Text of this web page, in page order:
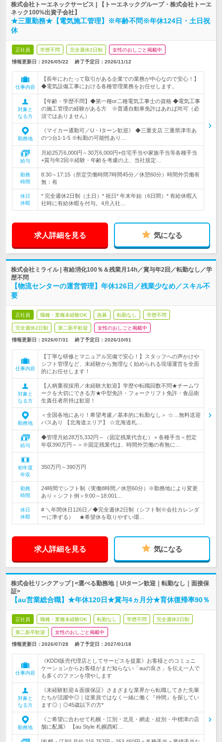
株式会社トーエネックサービス | 【トーエネックグループ・株式会社トーエ
ネック100%出資子会社】
★三重勤務★【電気施工管理】※年齢不問※年休124日・土日祝
休
正社員 学歴不問 完全週休2日制 女性のおしごと掲載中
情報更新日：2026/05/22 終了予定日： 2026/11/12
仕事内容
【長年にわたって取引がある企業での業務が中心なので安心！】
◆電気設備工事における各種管理業務をお任せします。
対象と
なる方
【年齢・学歴不問】◆第一種or二種電気工事士の資格 ◆電気工事
の施工管理の経験がある方 ※普通自動車免許はあれば尚可（必
須ではありません）
勤務地
《マイカー通勤可／U・Iターン歓迎》 ◆三重支店 三重県津市あ
のつ台1-1-5 ※転勤の可能性あり…
給与
月給25万6,000円～30万6,000円+住宅手当や家族手当等各種手当
+賞与年2回※経験・年齢を考慮の上、当社規定…
勤務
時間
8:30～17:15（所定労働時間7時間45分／休憩60分）時間外労働有
無：有
休日
休暇
* 完全週休2日制（土日）* 祝日* 年末年始（6日間）* 有給休暇入
社時に有給休暇を付与。4月入社…
求人詳細を見る 気になる
株式会社ミライル | 有給消化100％＆残業月14h／賞与年2回／転勤なし／学
歴不問
【物流センターの運営管理】年休126日／残業少なめ／スキル不
要
正社員 職種・業種未経験OK 急募 転勤なし 学歴不問
完全週休2日制 第二新卒歓迎 女性のおしごと掲載中
情報更新日：2026/07/31 終了予定日： 2026/10/01
仕事内容
【丁寧な研修とマニュアル完備で安心！】スタッフへの声かけや
シフト管理など、未経験から無理なく始められる現場運営を全面
的にお任せします！
対象と
なる方
【人柄重視採用／未経験大歓迎】学歴や転職回数不問★チームワ
ークを大切にできる方★中型免許・フォークリフト免許・食品衛
生責任者所持は歓迎！
勤務地
＜全国各地にあり！希望考慮／基本的に転勤なし＞ ☆…無料送迎
バスあり 【北海道エリア】 ☆北海道札…
給与
◆管理月給28万5,332円～（固定残業代含む）＋各種手当＜想定
年収390万円～＞※固定残業代は、時間外労働の有無に…
初年度
年収
350万円～390万円
勤務
時間
24時間でシフト制（実働8時間／休憩60分）※勤務地により変更
あり＜シフト例＞9:00～18:001…
休日
休暇
# ＼年間休日126日／◆完全週休2日制（シフト制※会社カレンダ
ーに準ずる） ★希望休を取りやすい環…
求人詳細を見る 気になる
株式会社リンクアップ | <選べる勤務地｜UIターン歓迎｜転勤なし｜面接保
証>
【au営業総合職】★年休120日★賞与4ヵ月分★育休復帰率90％
正社員 職種・業種未経験OK 転勤なし 学歴不問 完全週休2日制
第二新卒歓迎 女性のおしごと掲載中
情報更新日：2026/07/28 終了予定日： 2027/01/18
仕事内容
《KDDI販売代理店としてサービスを提案》お客様とのコミュニ
ケーションからお客様がまだ知らない「auの良さ」を伝え一人で
も多くのファンを増やします
対象と
なる方
《未経験歓迎＆面接保証》さまざまな業界から転職してきた先輩
たちが活躍中◎｜従業員ではなく一緒に働く『仲間』を探してい
ます◎｜◎45歳以下の方*
勤務地
《ご希望に合わせて札幌・江別・北見・網走・紋別・中標津の店
舗に配属》 【au Style 札幌西町…